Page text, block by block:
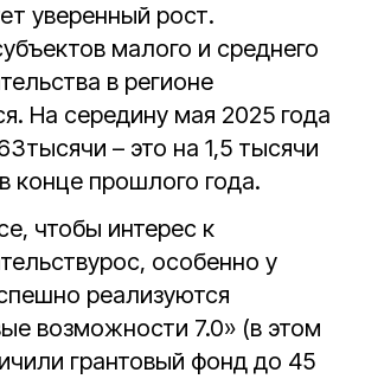
уверенный рост.
малого и среднего
в регионе
На середину мая 2025 года
– это на 1,5 тысячи
конце прошлого года.
чтобы интерес к
особенно у
реализуются
возможности 7.0» (в этом
грантовый фонд до 45